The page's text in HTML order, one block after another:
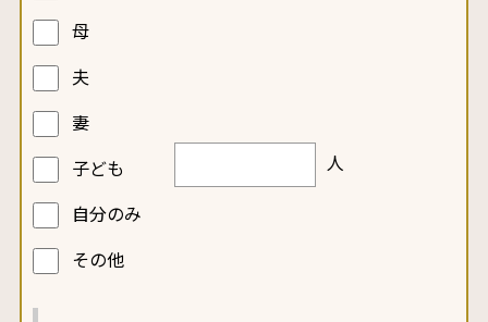
母
夫
妻
子ども
自分のみ
その他
人